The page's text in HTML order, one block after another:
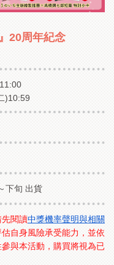
20周年紀念
)10:59
下旬 出貨
閱讀中獎機率聲明與相關
估自身風險承受能力，並依
與本活動，購買將視為已